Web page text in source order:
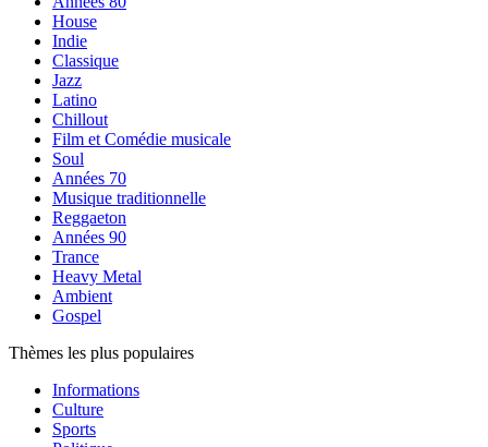
House
Indie
Classique
Jazz
Latino
Chillout
Film et Comédie musicale
Soul
Années 70
Musique traditionnelle
Reggaeton
Années 90
Trance
Heavy Metal
Ambient
Gospel
Thèmes les plus populaires
Informations
Culture
Sports